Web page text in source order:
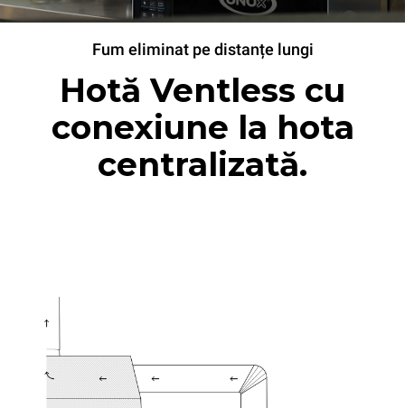
Fum eliminat pe distanțe lungi
Hotă Ventless cu
conexiune la hota
centralizată.